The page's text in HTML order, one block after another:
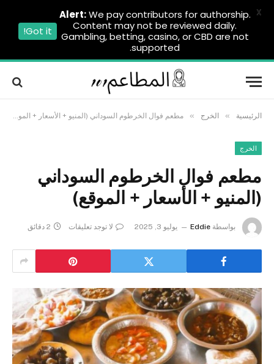
الرئيسية » الخرج » مطعم فوال الخرطوم السوداني (المنيو + الأسعار + الموقع)
الخرج
مطعم فوال الخرطوم السوداني
(المنيو + الأسعار + الموقع)
بواسطة Eddie يوليو 3, 2025 لا توجد تعليقات 2 دقائق
Alert:We pay contributors for authorship.
Content may not be reviewed daily.
Gambling, betting, casino, or CBD are not
supported.
Got it!
X